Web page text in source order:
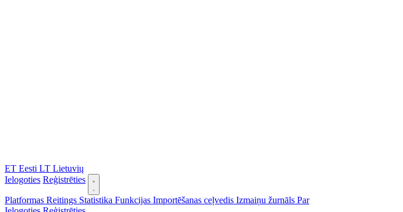
ET Eesti LT Lietuvių
Ielogoties Reģistrēties
Platformas Reitings Statistika Funkcijas Importēšanas ceļvedis Izmaiņu žurnāls Par